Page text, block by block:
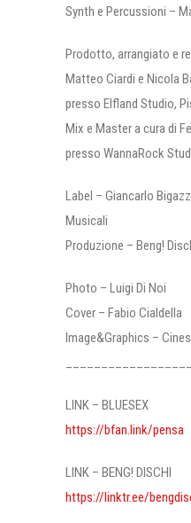
Synth e Percussioni –
Prodotto, arrangiato e
Matteo Ciardi e Nicola
presso Elfland Studio,
Mix e Master a cura di
presso WannaRock
Label – Giancarlo
Musicali
Produzione – Beng!
Photo – Luigi Di Noi
Cover – Fabio Cialdella
Image&Graphics –
LINK – BLUESEX
https://bfan.link/pensa
LINK – BENG! DISCHI
https://linktr.ee/